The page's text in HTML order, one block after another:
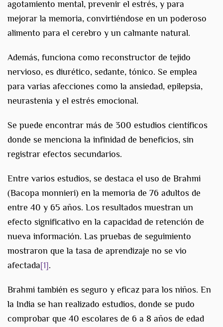
agotamiento mental, prevenir el estrés, y para
mejorar la memoria, convirtiéndose en un poderoso
alimento para el cerebro y un calmante natural.
Además, funciona como reconstructor de tejido
nervioso, es diurético, sedante, tónico. Se emplea
para varias afecciones como la ansiedad, epilepsia,
neurastenia y el estrés emocional.
Se puede encontrar más de 300 estudios científicos
donde se menciona la infinidad de beneficios, sin
registrar efectos secundarios.
Entre varios estudios, se destaca el uso de Brahmi
(Bacopa monnieri) en la memoria de 76 adultos de
entre 40 y 65 años. Los resultados muestran un
efecto significativo en la capacidad de retención de
nueva información. Las pruebas de seguimiento
mostraron que la tasa de aprendizaje no se vio
afectada[1].
Brahmi también es seguro y eficaz para los niños. En
la India se han realizado estudios, donde se pudo
comprobar que 40 escolares de 6 a 8 años de edad